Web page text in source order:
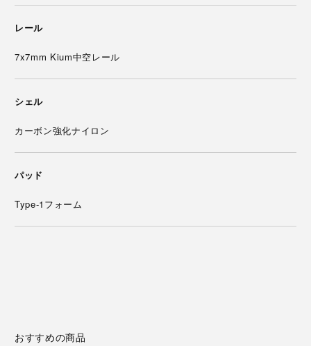
レール
7x7mm Kium中空レール
シェル
カーボン強化ナイロン
パッド
Type-1フォーム
おすすめの商品